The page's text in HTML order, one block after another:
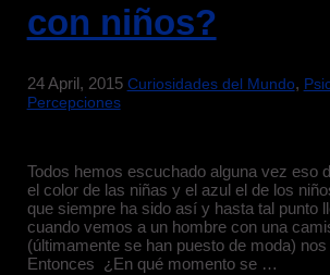
con niños?
24 April, 2015 Curiosidades del Mundo,
Percepciones
Todos hemos escuchado alguna vez eso
el color de las niñas y el azul el de los
que siempre ha sido así y hasta tal punto
cuando vemos a un hombre con una
(últimamente se han puesto de moda)
Entonces ¿En qué momento se …